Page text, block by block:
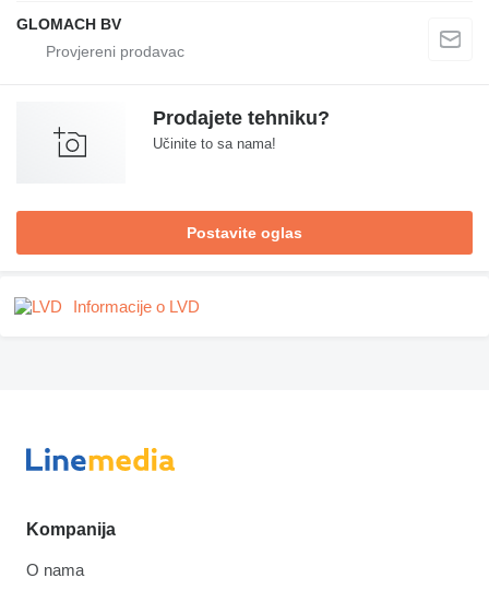
GLOMACH BV
Prodajete tehniku?
Učinite to sa nama!
Postavite oglas
Informacije o LVD
Kompanija
O nama